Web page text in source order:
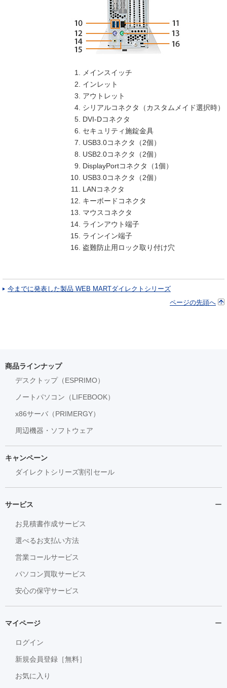
メインスイッチ
インレット
アウトレット
シリアルコネクタ（カスタムメイド選択時）
DVI-Dコネクタ
セキュリティ施錠金具
USB3.0コネクタ（2個）
USB2.0コネクタ（2個）
DisplayPortコネクタ（1個）
USB3.0コネクタ（2個）
LANコネクタ
キーボードコネクタ
マウスコネクタ
ラインアウト端子
ラインイン端子
盗難防止用ロック取り付け穴
今までに発表した製品 WEB MARTダイレクトシリーズ
ページの先頭へ
商品ラインナップ
デスクトップ（ESPRIMO）
ノートパソコン（LIFEBOOK）
x86サーバ（PRIMERGY）
周辺機器・ソフトウェア
キャンペーン
ダイレクトシリーズ割引セール
サービス
お見積書作成サービス
選べるお支払い方法
営業コールサービス
パソコン買取サービス
安心の保守サービス
マイページ
ログイン
新規会員登録［無料］
お気に入り